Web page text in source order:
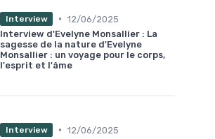
Interview • 12/06/2025
Interview d'Evelyne Monsallier : La
sagesse de la nature d'Evelyne
Monsallier : un voyage pour le corps,
l'esprit et l'âme
Interview • 12/06/2025